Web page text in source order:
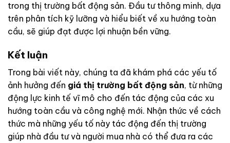
trong thị trường bất động sản. Đầu tư thông minh, dựa
trên phân tích kỹ lưỡng và hiểu biết về xu hướng toàn
cầu, sẽ giúp đạt được lợi nhuận bền vững.
Kết luận
Trong bài viết này, chúng ta đã khám phá các yếu tố
ảnh hưởng đến giá thị trường bất động sản, từ những
động lực kinh tế vĩ mô cho đến tác động của các xu
hướng toàn cầu và công nghệ mới. Nhận thức về cách
thức mà những yếu tố này tác động đến thị trường
giúp nhà đầu tư và người mua nhà có thể đưa ra các